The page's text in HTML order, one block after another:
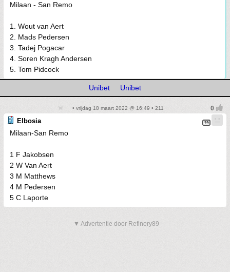
Milaan - San Remo
1. Wout van Aert
2. Mads Pedersen
3. Tadej Pogacar
4. Soren Kragh Andersen
5. Tom Pidcock
Unibet Unibet
• vrijdag 18 maart 2022 @ 16:49 • 211
Elbosia
Milaan-San Remo
1 F Jakobsen
2 W Van Aert
3 M Matthews
4 M Pedersen
5 C Laporte
▼ Advertentie door Refinery89